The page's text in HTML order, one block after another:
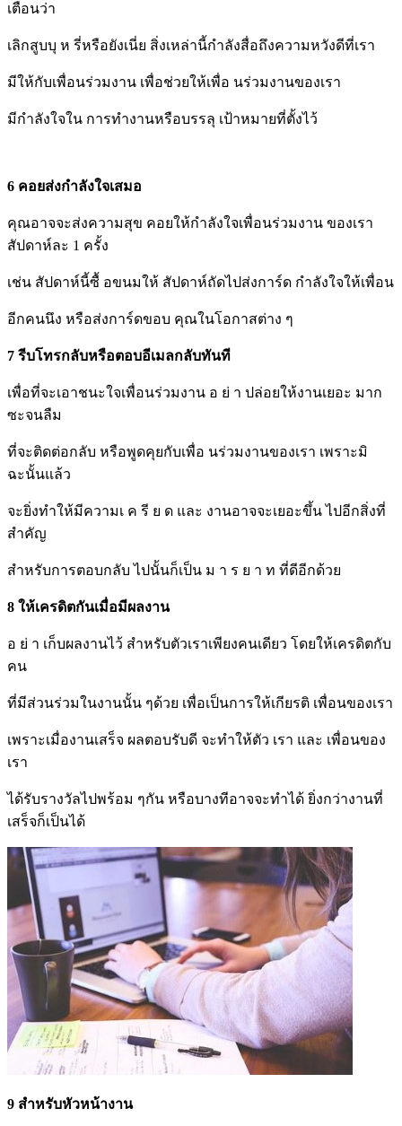
เตือนว่า
เลิกสูบบุ ห รี่หรือยังเนี่ย สิ่งเหล่านี้กำลังสื่อถึงความหวังดีที่เรา
มีให้กับเพื่อนร่วมงาน เพื่อช่วยให้เพื่อ นร่วมงานของเรา
มีกำลังใจใน การทำงานหรือบรรลุ เป้าหมายที่ตั้งไว้
6 คอยส่งกำลังใจเสมอ
คุณอาจจะส่งความสุข คอยให้กำลังใจเพื่อนร่วมงาน ของเรา
สัปดาห์ละ 1 ครั้ง
เช่น สัปดาห์นี้ซื้ อขนมให้ สัปดาห์ถัดไปส่งการ์ด กำลังใจให้เพื่อน
อีกคนนึง หรือส่งการ์ดขอบ คุณในโอกาสต่าง ๆ
7 รีบโทรกลับหรือตอบอีเมลกลับทันที
เพื่อที่จะเอาชนะใจเพื่อนร่วมงาน อ ย่ า ปล่อยให้งานเยอะ มาก
ซะจนลืม
ที่จะติดต่อกลับ หรือพูดคุยกับเพื่อ นร่วมงานของเรา เพราะมิ
ฉะนั้นแล้ว
จะยิ่งทำให้มีความเ ค รี ย ด และ งานอาจจะเยอะขึ้น ไปอีกสิ่งที่
สำคัญ
สำหรับการตอบกลับ ไปนั้นก็เป็น ม า ร ย า ท ที่ดีอีกด้วย
8 ให้เครดิตกันเมื่อมีผลงาน
อ ย่ า เก็บผลงานไว้ สำหรับตัวเราเพียงคนเดียว โดยให้เครดิตกับ
คน
ที่มีส่วนร่วมในงานนั้น ๆด้วย เพื่อเป็นการให้เกียรติ เพื่อนของเรา
เพราะเมื่องานเสร็จ ผลตอบรับดี จะทำให้ตัว เรา และ เพื่อนของ
เรา
ได้รับรางวัลไปพร้อม ๆกัน หรือบางทีอาจจะทำได้ ยิ่งกว่างานที่
เสร็จก็เป็นได้
9 สำหรับหัวหน้างาน